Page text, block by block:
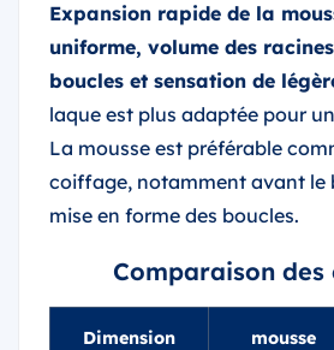
Expansion rapide de la
uniforme, volume des
boucles et sensation de
laque est plus adaptée pour
La mousse est préférable
coiffage, notamment avant le
mise en forme des boucles.
Comparaison
Dimension
mousse